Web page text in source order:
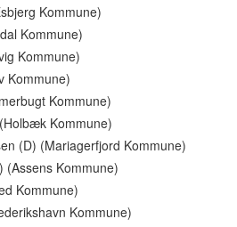
Kommune)
Kommune)
Kommune)
Kommune)
Kommune)
Kommune)
(D) (Mariagerfjord Kommune)
(Assens Kommune)
Kommune)
Kommune)